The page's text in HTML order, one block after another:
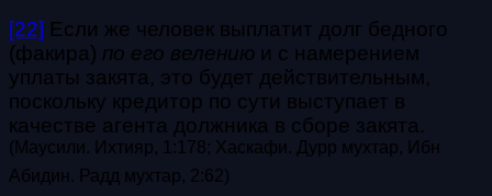
[22] Если же человек выплатит долг бедного
(факира) по его велению и с намерением
уплаты закята, это будет действительным,
поскольку кредитор по сути выступает в
качестве агента должника в сборе закята.
(Маусили. Ихтияр, 1:178; Хаскафи. Дурр мухтар, Ибн
Абидин. Радд мухтар, 2:62)